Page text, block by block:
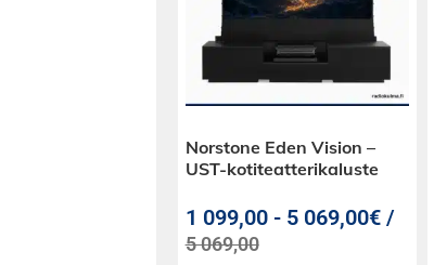
Norstone Eden Vision –
UST-kotiteatterikaluste
1 099,00- 5 069,00€ /
5 069,00